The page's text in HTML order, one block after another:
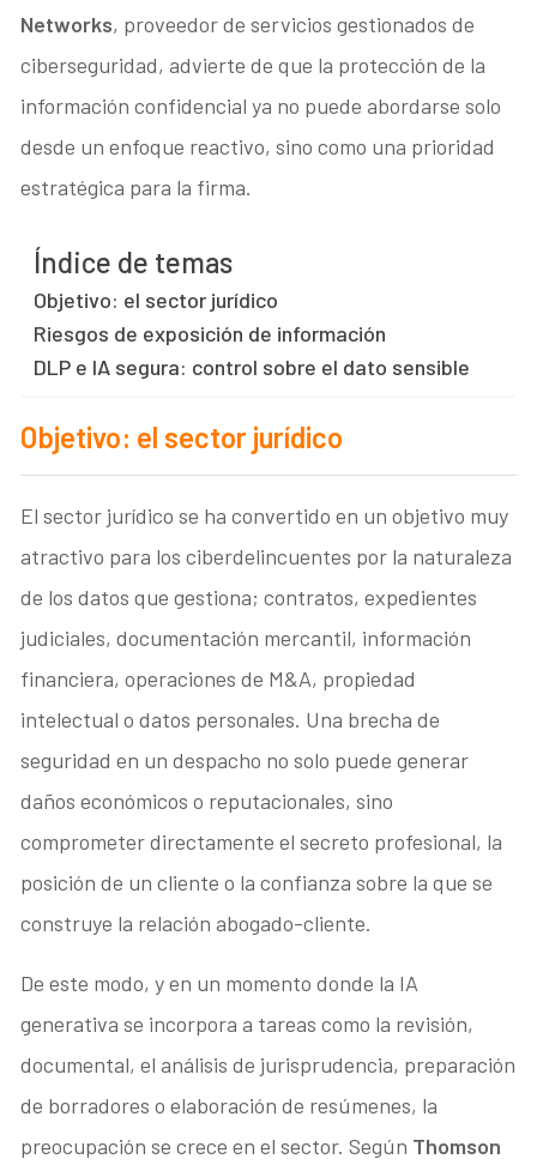
Networks, proveedor de servicios gestionados de
ciberseguridad, advierte de que la protección de la
información confidencial ya no puede abordarse solo
desde un enfoque reactivo, sino como una prioridad
estratégica para la firma.
Índice de temas
Objetivo: el sector jurídico
Riesgos de exposición de información
DLP e IA segura: control sobre el dato sensible
Objetivo: el sector jurídico
El sector jurídico se ha convertido en un objetivo muy
atractivo para los ciberdelincuentes por la naturaleza
de los datos que gestiona; contratos, expedientes
judiciales, documentación mercantil, información
financiera, operaciones de M&A, propiedad
intelectual o datos personales. Una brecha de
seguridad en un despacho no solo puede generar
daños económicos o reputacionales, sino
comprometer directamente el secreto profesional, la
posición de un cliente o la confianza sobre la que se
construye la relación abogado-cliente.
De este modo, y en un momento donde la IA
generativa se incorpora a tareas como la revisión,
documental, el análisis de jurisprudencia, preparación
de borradores o elaboración de resúmenes, la
preocupación se crece en el sector. Según Thomson